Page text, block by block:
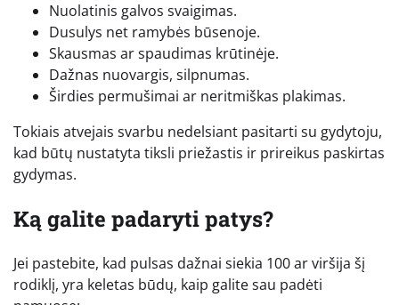
Nuolatinis galvos svaigimas.
Dusulys net ramybės būsenoje.
Skausmas ar spaudimas krūtinėje.
Dažnas nuovargis, silpnumas.
Širdies permušimai ar neritmiškas plakimas.
Tokiais atvejais svarbu nedelsiant pasitarti su gydytoju,
kad būtų nustatyta tiksli priežastis ir prireikus paskirtas
gydymas.
Ką galite padaryti patys?
Jei pastebite, kad pulsas dažnai siekia 100 ar viršija šį
rodiklį, yra keletas būdų, kaip galite sau padėti